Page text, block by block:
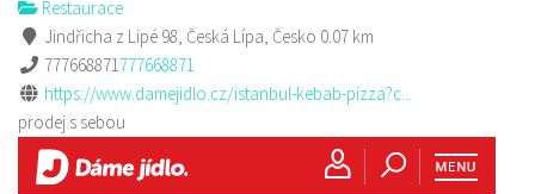
Restaurace
Jindřicha z Lipé 98, Česká Lípa, Česko 0.07 km
777668871777668871
https://www.damejidlo.cz/istanbul-kebab-pizza?c...
prodej s sebou